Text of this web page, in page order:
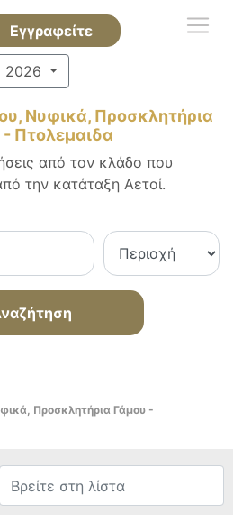
Εγγραφείτε
2026
Νυφικά, Προσκλητήρια
- Πτολεμαιδα
από τον κλάδο που
την κατάταξη Αετοί.
Προσκλητήρια Γάμου -